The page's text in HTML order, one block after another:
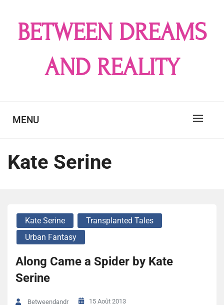
contentBETWEEN DREAMS
AND REALITY
MENU
Kate Serine
Kate Serine
Transplanted Tales
Urban Fantasy
Along Came a Spider by Kate
Serine
Betweendandr 15 Août 2013